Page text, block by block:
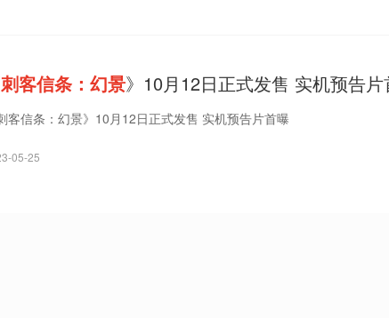
刺客信条：幻景》10月12日正式发售 实机预告片
客信条：幻景》10月12日正式发售 实机预告片首曝
05-25